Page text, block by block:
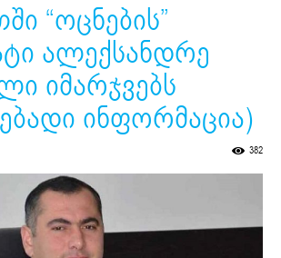
“ოცნების”
ალექსანდრე
იმარჯვებს
ინფორმაცია)
382